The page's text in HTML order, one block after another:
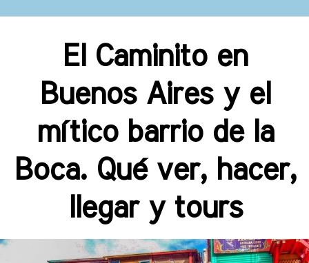
El Caminito en
Buenos Aires y el
mítico barrio de la
Boca. Qué ver, hacer,
llegar y tours